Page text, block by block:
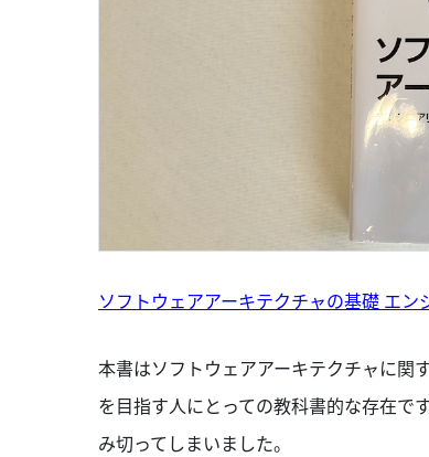
ソフトウェアアーキテクチャの基礎 エ
本書はソフトウェアアーキテクチャに関
を目指す人にとっての教科書的な存在で
み切ってしまいました。